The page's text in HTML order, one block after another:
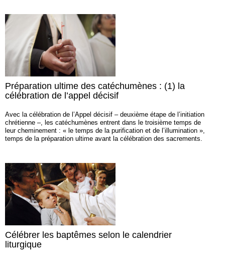
Préparation ultime des catéchumènes : (1) la
célébration de l’appel décisif
Avec la célébration de l’Appel décisif – deuxième étape de l’initiation
chrétienne –, les catéchumènes entrent dans le troisième temps de
leur cheminement : « le temps de la purification et de l’illumination »,
temps de la préparation ultime avant la célébration des sacrements.
Célébrer les baptêmes selon le calendrier
liturgique